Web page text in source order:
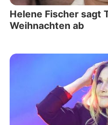
Helene Fischer sagt
Weihnachten ab